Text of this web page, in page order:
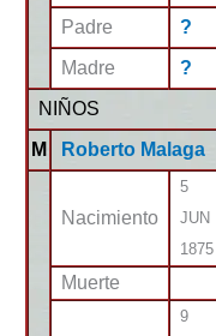
Padre
?
Madre
?
NIÑOS
M
Roberto Malaga
Nacimiento
5
JUN
1875
Muerte
9